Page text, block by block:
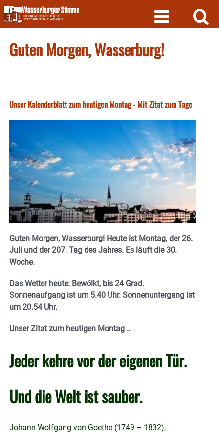
Skip
to
content
Guten Morgen, Wasserburg!
Unser Kalenderblatt zum heutigen Montag - Mit Zitat zum Tage
Guten Morgen, Wasserburg! Heute ist Montag, der 26.
Juli und der 207. Tag des Jahres. Es läuft die 30.
Woche.
Das Wetter heute: Bewölkt, bis 24 Grad.
Sonnenaufgang ist um 5.40 Uhr. Sonnenuntergang ist
um 20.54 Uhr.
Unser Zitat zum heutigen Montag …
Jeder kehre vor der eigenen Tür.
Und die Welt ist sauber.
Johann Wolfgang von Goethe (1749 – 1832),